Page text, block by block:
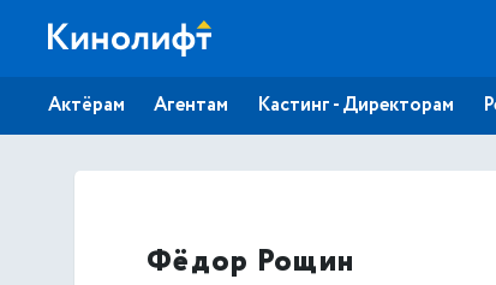
Актёрам Агентам Кастинг - Директорам
Фёдор Рощин